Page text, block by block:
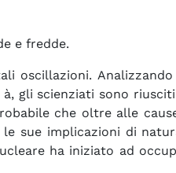
e fredde.
oscillazioni.
gli scienziati sono
che oltre alle
sue implicazioni di
ha iniziato ad